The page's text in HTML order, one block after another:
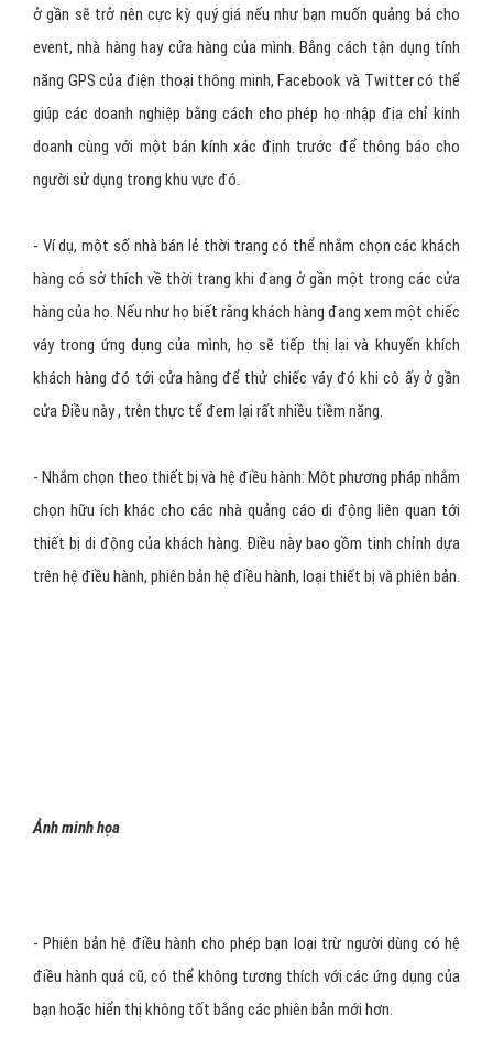
quả của một số lượng lớn các dữ liệu độc nhất, chính xác và gắn
liền với người sử dụng cụ thể và những quan tâm của họ. Vậy các
tùy chọn nào đem lại điều đặc biệt trên thiết bị di động?
- Quảng cáo tại địa điểm: Quảng cáo dựa trên địa điểm là một
công cụ rất hữu ích nếu bạn muốn quảng cáo tới các người dùng di
ở gần sẽ trở nên cực kỳ quý giá nếu như bạn muốn quảng bá cho
event, nhà hàng hay cửa hàng của mình. Bằng cách tận dụng tính
năng GPS của điện thoại thông minh, Facebook và Twitter có thể
giúp các doanh nghiệp bằng cách cho phép họ nhập địa chỉ kinh
doanh cùng với một bán kính xác định trước để thông báo cho
người sử dụng trong khu vực đó.
- Ví dụ, một số nhà bán lẻ thời trang có thể nhắm chọn các khách
hàng có sở thích về thời trang khi đang ở gần một trong các cửa
hàng của họ. Nếu như họ biết rằng khách hàng đang xem một chiếc
váy trong ứng dụng của mình, họ sẽ tiếp thị lại và khuyến khích